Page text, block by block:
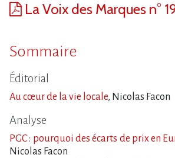
La Voix des Marques n°
Sommaire
Éditorial
Au cœur de la vie locale, Nicolas Facon
Analyse
PGC : pourquoi des écarts de prix en
Nicolas Facon